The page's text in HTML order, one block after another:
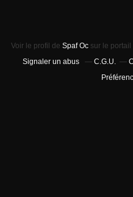
Voir le profil de Spaf Oc sur le
Signaler un abus
C.G.U.